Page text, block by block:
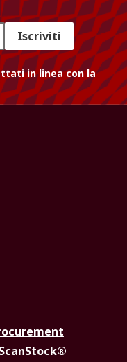
Iscriviti
in linea con la
ScanStock®